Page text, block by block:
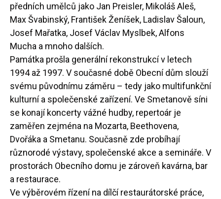
předních umělců jako Jan Preisler, Mikoláš Aleš,
Max Švabinský, František Ženíšek, Ladislav Šaloun,
Josef Mařatka, Josef Václav Myslbek, Alfons
Mucha a mnoho dalších.
Památka prošla generální rekonstrukcí v letech
1994 až 1997. V současné době Obecní dům slouží
svému původnímu záměru – tedy jako multifunkční
kulturní a společenské zařízení. Ve Smetanově síni
se konají koncerty vážné hudby, repertoár je
zaměřen zejména na Mozarta, Beethovena,
Dvořáka a Smetanu. Současně zde probíhají
různorodé výstavy, společenské akce a semináře. V
prostorách Obecního domu je zároveň kavárna, bar
a restaurace.
Ve výběrovém řízení na dílčí restaurátorské práce,